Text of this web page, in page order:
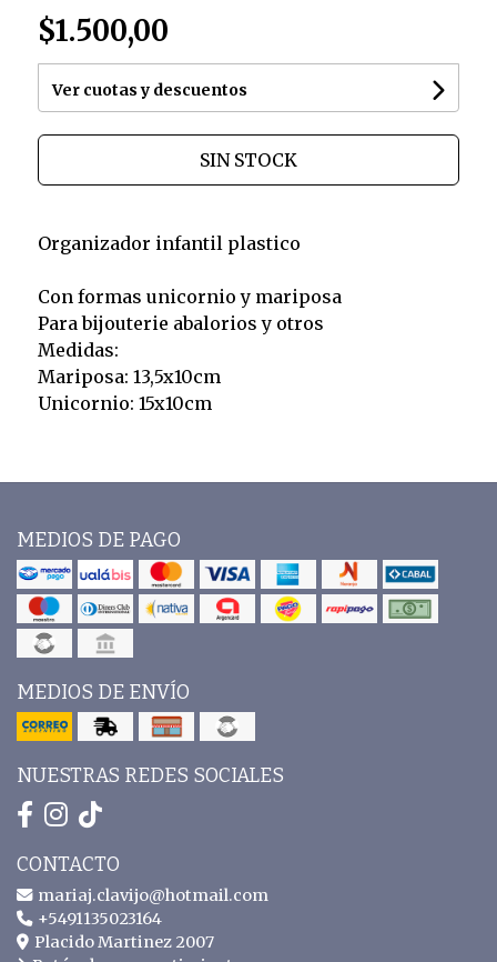
$1.500,00
Ver cuotas y descuentos
SIN STOCK
Organizador infantil plastico
Con formas unicornio y mariposa
Para bijouterie abalorios y otros
Medidas:
Mariposa: 13,5x10cm
Unicornio: 15x10cm
MEDIOS DE PAGO
MEDIOS DE ENVÍO
NUESTRAS REDES SOCIALES
CONTACTO
mariaj.clavijo@hotmail.com
+5491135023164
Placido Martinez 2007